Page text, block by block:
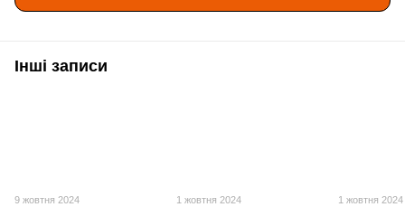
Інші записи
9 жовтня 2024 1 жовтня 2024 1 жовтня 2024